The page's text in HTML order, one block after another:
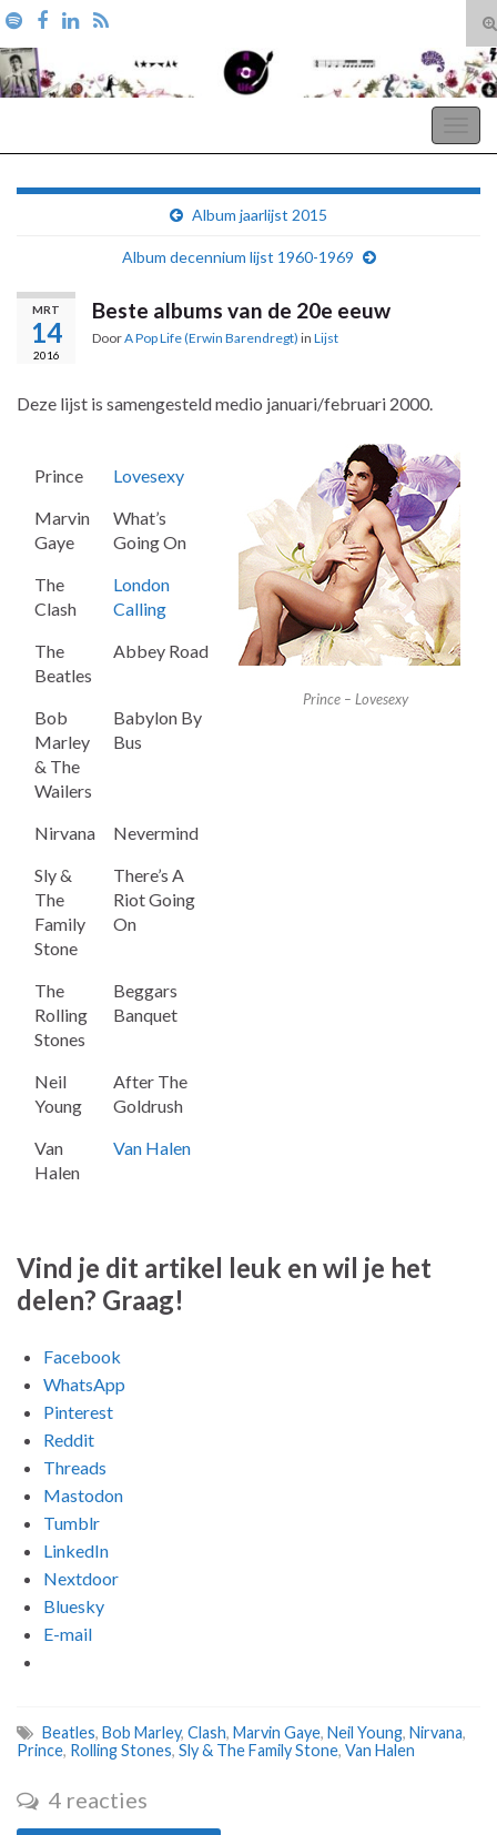
Search for:
Album jaarlijst 2015
Album decennium lijst 1960-1969
MRT
14
2016
Beste albums van de 20e eeuw
DoorA Pop Life (Erwin Barendregt) in Lijst
Deze lijst is samengesteld medio januari/februari 2000.
Prince
Lovesexy
Marvin
Gaye
What’s
Going On
The
Clash
London
Calling
The
Beatles
Abbey Road
Bob
Marley
& The
Wailers
Babylon By
Bus
Nirvana
Nevermind
Sly &
The
Family
Stone
There’s A
Riot Going
On
The
Rolling
Stones
Beggars
Banquet
Neil
Young
After The
Goldrush
Van
Halen
Van Halen
Prince – Lovesexy
Vind je dit artikel leuk en wil je het
delen? Graag!
Facebook
WhatsApp
Pinterest
Reddit
Threads
Mastodon
Tumblr
LinkedIn
Nextdoor
Bluesky
E-mail
Beatles, Bob Marley, Clash, Marvin Gaye, Neil Young, Nirvana,
Prince, Rolling Stones, Sly & The Family Stone, Van Halen
4 reacties